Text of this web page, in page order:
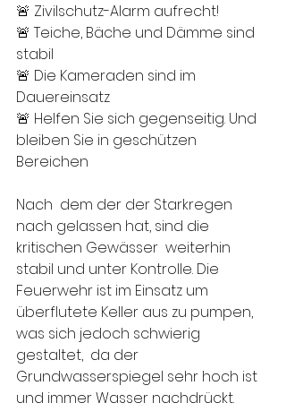
🚨 Zivilschutz-Alarm aufrecht!
🚨 Teiche, Bäche und Dämme sind
stabil
🚨 Die Kameraden sind im
Dauereinsatz
🚨 Helfen Sie sich gegenseitig. Und
bleiben Sie in geschützen
Bereichen
Nach  dem der der Starkregen
nach gelassen hat, sind die
kritischen Gewässer  weiterhin
stabil und unter Kontrolle. Die
Feuerwehr ist im Einsatz um
überflutete Keller aus zu pumpen,
was sich jedoch schwierig
gestaltet,  da der
Grundwasserspiegel sehr hoch ist
und immer Wasser nachdrückt.